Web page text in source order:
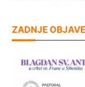
ZADNJE OBJAVE